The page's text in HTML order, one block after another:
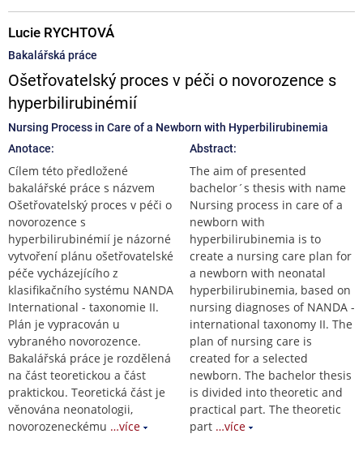
Lucie RYCHTOVÁ
Bakalářská práce
Ošetřovatelský proces v péči o novorozence s
hyperbilirubinémií
Nursing Process in Care of a Newborn with Hyperbilirubinemia
Anotace:
Cílem této předložené
bakalářské práce s názvem
Ošetřovatelský proces v péči o
novorozence s
hyperbilirubinémií je názorné
vytvoření plánu ošetřovatelské
péče vycházejícího z
klasifikačního systému NANDA
International - taxonomie II.
Plán je vypracován u
vybraného novorozence.
Bakalářská práce je rozdělená
na část teoretickou a část
praktickou. Teoretická část je
věnována neonatologii,
novorozeneckému …více
Abstract:
The aim of presented
bachelor´s thesis with name
Nursing process in care of a
newborn with
hyperbilirubinemia is to
create a nursing care plan for
a newborn with neonatal
hyperbilirubinemia, based on
nursing diagnoses of NANDA -
international taxonomy II. The
plan of nursing care is
created for a selected
newborn. The bachelor thesis
is divided into theoretic and
practical part. The theoretic
part …více